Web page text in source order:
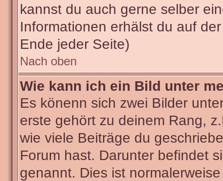
kannst du auch gerne selber
Informationen erhälst du auf
Ende jeder Seite)
Nach oben
Wie kann ich ein Bild unter
Es könenn sich zwei Bilder
erste gehört zu deinem Rang,
wie viele Beiträge du
Forum hast. Darunter befindet
genannt. Dies ist